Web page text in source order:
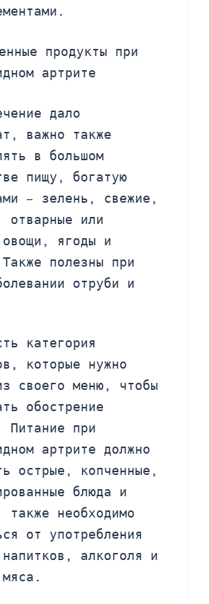
дало
важно также
в большом
пищу, богатую
– зелень, свежие,
отварные или
овощи, ягоды и
полезны при
отруби и
категория
которые нужно
своего меню, чтобы
обострение
Питание при
артрите должно
острые, копченные,
блюда и
также необходимо
от употребления
алкоголя и